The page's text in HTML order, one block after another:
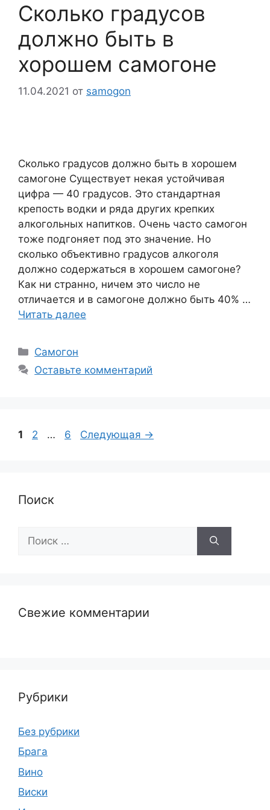
Сколько градусов
должно быть в
хорошем самогоне
11.04.2021 от samogon
Сколько градусов должно быть в хорошем
самогоне Существует некая устойчивая
цифра — 40 градусов. Это стандартная
крепость водки и ряда других крепких
алкогольных напитков. Очень часто самогон
тоже подгоняет под это значение. Но
сколько объективно градусов алкоголя
должно содержаться в хорошем самогоне?
Как ни странно, ничем это число не
отличается и в самогоне должно быть 40% …
Читать далее
Рубрики
Самогон
Оставьте комментарий
Страница
1 Страница
2 … Страница
6 Следующая →
Поиск
Свежие комментарии
Рубрики
Без рубрики
Брага
Вино
Виски